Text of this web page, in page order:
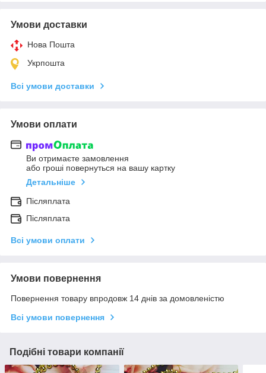
Умови доставки
Нова Пошта
Укрпошта
Всі умови доставки
Умови оплати
Ви отримаєте замовлення
або гроші повернуться на вашу картку
Детальніше
Післяплата
Післяплата
Всі умови оплати
Умови повернення
Повернення товару впродовж 14 днів за домовленістю
Всі умови повернення
Подібні товари компанії